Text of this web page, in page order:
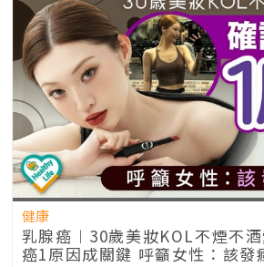
健康
乳腺癌︱30歲美妝KOL不煙不
癌1原因成關鍵 呼籲女性：該發